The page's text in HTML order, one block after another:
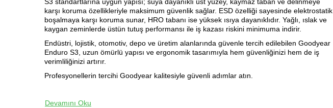
S3 standartlarına uygun yapısı; suya dayanıklı üst yüzey, kaymaz taban ve delinmeye
karşı koruma özellikleriyle maksimum güvenlik sağlar. ESD özelliği sayesinde elektrostatik
boşalmaya karşı koruma sunar, HRO tabanı ise yüksek ısıya dayanıklıdır. Yağlı, ıslak ve
kaygan zeminlerde üstün tutuş performansı ile iş kazası riskini minimuma indirir.
Endüstri, lojistik, otomotiv, depo ve üretim alanlarında güvenle tercih edilebilen Goodyear
Enduro S3, uzun ömürlü yapısı ve ergonomik tasarımıyla hem güvenliğinizi hem de iş
verimliliğinizi artırır.
Profesyonellerin tercihi Goodyear kalitesiyle güvenli adımlar atın.
Devamını Oku